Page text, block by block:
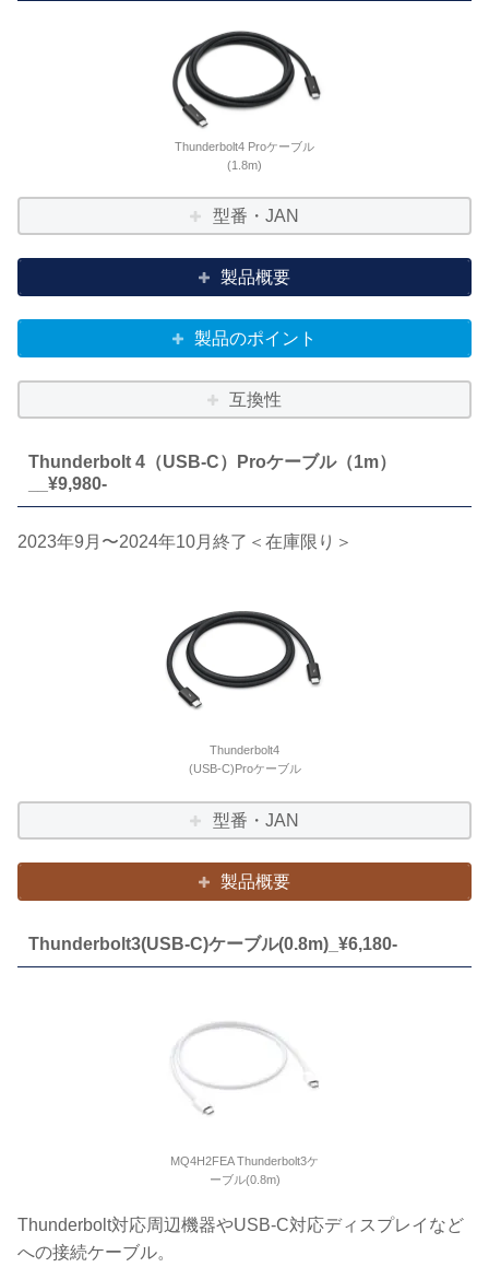
Thunderbolt4 Proケーブル
(1.8m)
型番・JAN
製品概要
製品のポイント
互換性
Thunderbolt 4（USB‑C）Proケーブル（1m）
__¥9,980-
2023年9月〜2024年10月終了＜在庫限り＞
Thunderbolt4
(USB-C)Proケーブル
型番・JAN
製品概要
Thunderbolt3(USB-C)ケーブル(0.8m)_¥6,180-
MQ4H2FEA Thunderbolt3ケ
ーブル(0.8m)
Thunderbolt対応周辺機器やUSB-C対応ディスプレイなど
への接続ケーブル。